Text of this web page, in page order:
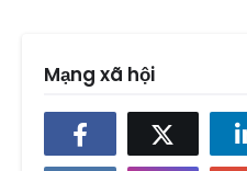
Mạng xã hội